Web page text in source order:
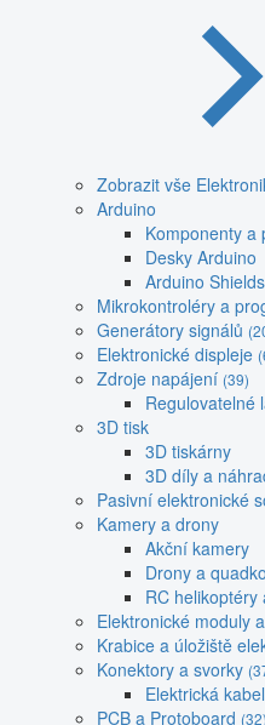
Zobrazit vše
Arduino
Komponenty a
Desky Arduino
Arduino
Mikrokontroléry a
Generátory signálů
Elektronické displeje
Zdroje napájení (39)
Regulovatelné
3D tisk
3D tiskárny
3D díly a
Pasivní elektronické
Kamery a drony
Akční kamery
Drony a
RC helikoptéry
Elektronické moduly
Krabice a úložiště
Konektory a svorky
Elektrická
PCB a Protoboard (32)